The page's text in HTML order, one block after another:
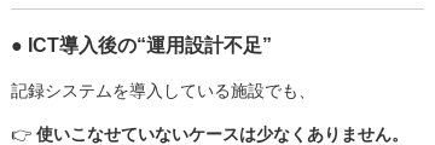
● ICT導入後の“運用設計不足”
記録システムを導入している施設でも、
👉 使いこなせていないケースは少なくありません。